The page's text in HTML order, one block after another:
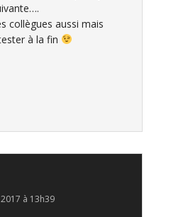
collègues aussi mais
à la fin
à 13h39